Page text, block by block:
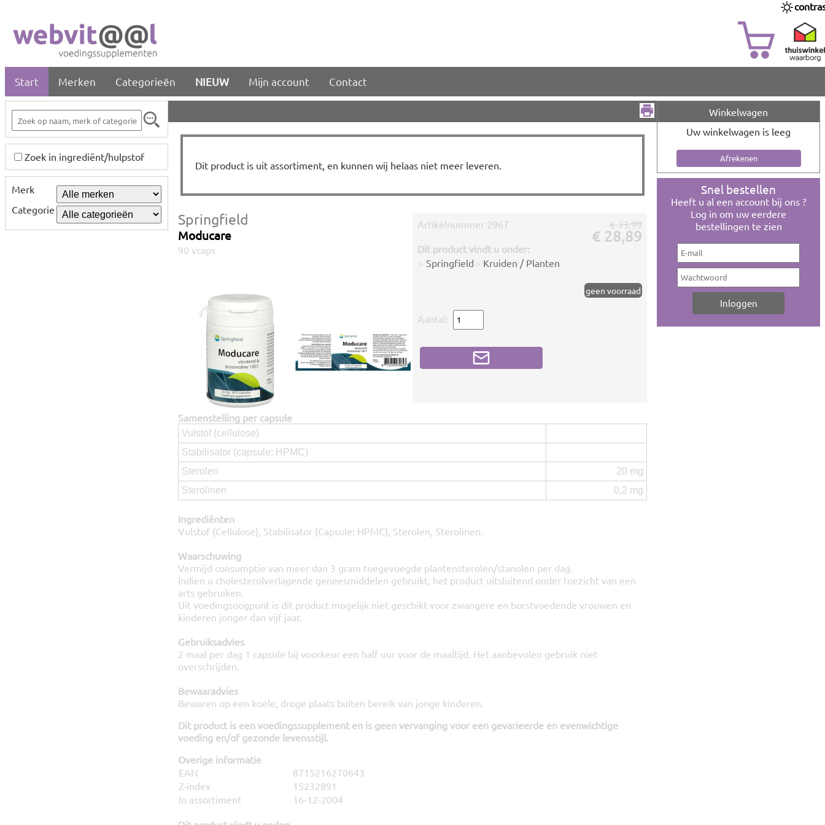
Start Merken Categorieën NIEUW Mijn account Contact
Zoek in ingrediënt/hulpstof
Merk
Categorie
Dit product is uit assortiment, en kunnen wij helaas niet meer leveren.
Springfield
Moducare
90 vcaps
Artikelnummer 2967
Dit product vindt u onder:
> Springfield > Kruiden / Planten
€ 33,99
€ 28,89
geen voorraad
Aantal:
Samenstelling per capsule
Vulstof (cellulose)
Stabilisator (capsule: HPMC)
Sterolen
20 mg
Sterolinen
0,2 mg
Ingrediënten
Vulstof (Cellulose), Stabilisator (Capsule: HPMC), Sterolen, Sterolinen.
Waarschuwing
Vermijd consumptie van meer dan 3 gram toegevoegde plantensterolen/stanolen per dag.
Indien u cholesterolverlagende geneesmiddelen gebruikt, het product uitsluitend onder toezicht van een
arts gebruiken.
Uit voedingsoogpunt is dit product mogelijk niet geschikt voor zwangere en borstvoedende vrouwen en
kinderen jonger dan vijf jaar.
Gebruiksadvies
2 maal per dag 1 capsule bij voorkeur een half uur voor de maaltijd. Het aanbevolen gebruik niet
overschrijden.
Bewaaradvies
Bewaren op een koele, droge plaats buiten bereik van jonge kinderen.
Dit product is een voedingssupplement en is geen vervanging voor een gevarieerde en evenwichtige
voeding en/of gezonde levensstijl.
Overige informatie
EAN
8715216270643
Z-index
15232891
In assortiment
16-12-2004
Winkelwagen
Uw winkelwagen is leeg
Snel bestellen
Heeft u al een account bij ons ?
Log in om uw eerdere
bestellingen te zien